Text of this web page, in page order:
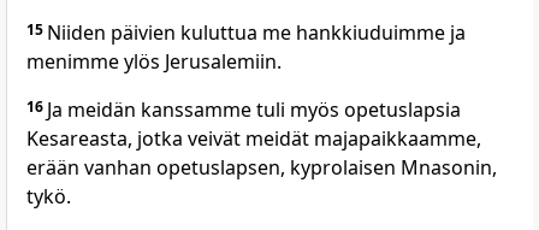
15 Niiden päivien kuluttua me hankkiuduimme ja
menimme ylös Jerusalemiin.
16 Ja meidän kanssamme tuli myös opetuslapsia
Kesareasta, jotka veivät meidät majapaikkaamme,
erään vanhan opetuslapsen, kyprolaisen Mnasonin,
tykö.